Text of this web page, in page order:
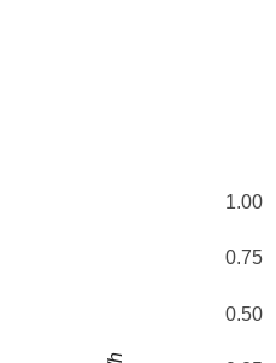
0.50
0.75
1.00